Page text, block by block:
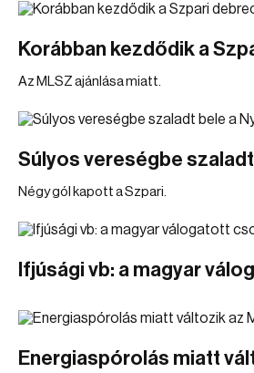
Korábban kezdődik a
Az MLSZ ajánlása miatt.
Súlyos vereségbe
Négy gól kapott a Szpari.
Ifjúsági vb: a magyar
Energiaspórolás miatt